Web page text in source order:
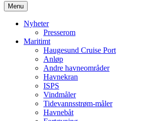
Menu
Nyheter
Presserom
Maritimt
Haugesund Cruise Port
Anløp
Andre havneområder
Havnekran
ISPS
Vindmåler
Tidevannsstrøm-måler
Havnebåt